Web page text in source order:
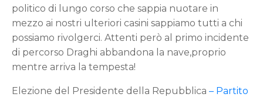
politico di lungo corso che sappia nuotare in
mezzo ai nostri ulteriori casini sappiamo tutti a chi
possiamo rivolgerci. Attenti però al primo incidente
di percorso Draghi abbandona la nave,proprio
mentre arriva la tempesta!
Elezione del Presidente della Repubblica – Partito